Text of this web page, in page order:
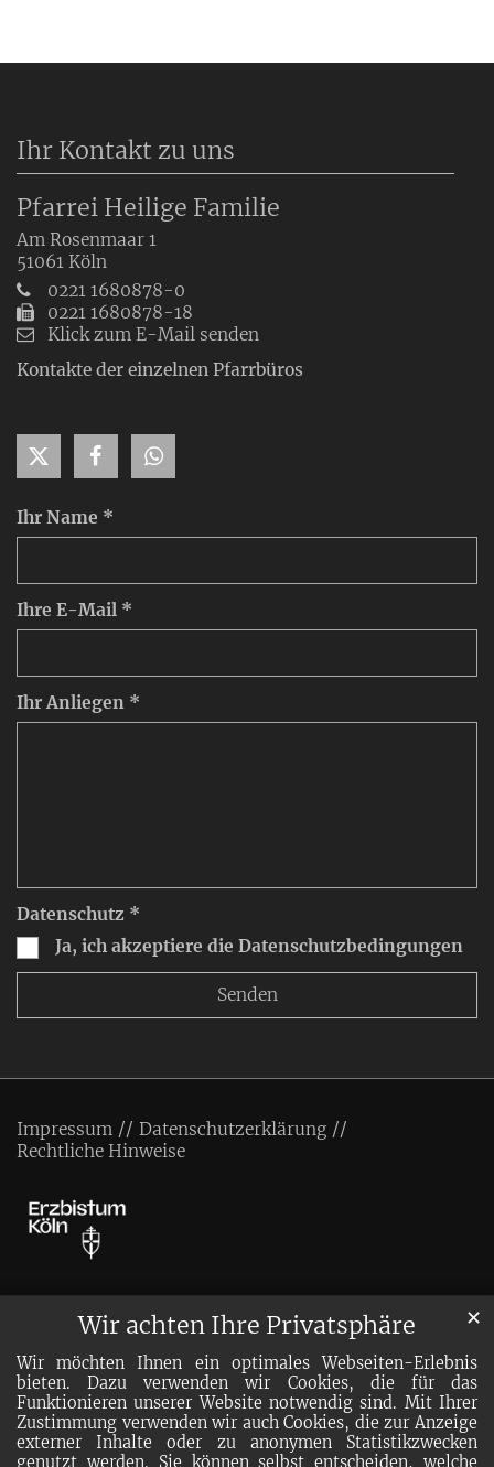
Wir achten Ihre Privatsphäre
Wir möchten Ihnen ein optimales Webseiten-Erlebnis
bieten. Dazu verwenden wir Cookies, die für das
Funktionieren unserer Website notwendig sind. Mit Ihrer
Zustimmung verwenden wir auch Cookies, die zur Anzeige
externer Inhalte oder zu anonymen Statistikzwecken
genutzt werden. Sie können selbst entscheiden, welche
✕
Ihr Name *
Ihre E-Mail *
Ihr Anliegen *
Datenschutz *
Ja, ich akzeptiere die Datenschutzbedingungen
Ihr Kontakt zu uns
Pfarrei Heilige Familie
Am Rosenmaar 1
51061 Köln
0221 1680878-0
0221 1680878-18
Klick zum E-Mail senden
Kontakte der einzelnen Pfarrbüros
Impressum
Datenschutzerklärung
Rechtliche Hinweise